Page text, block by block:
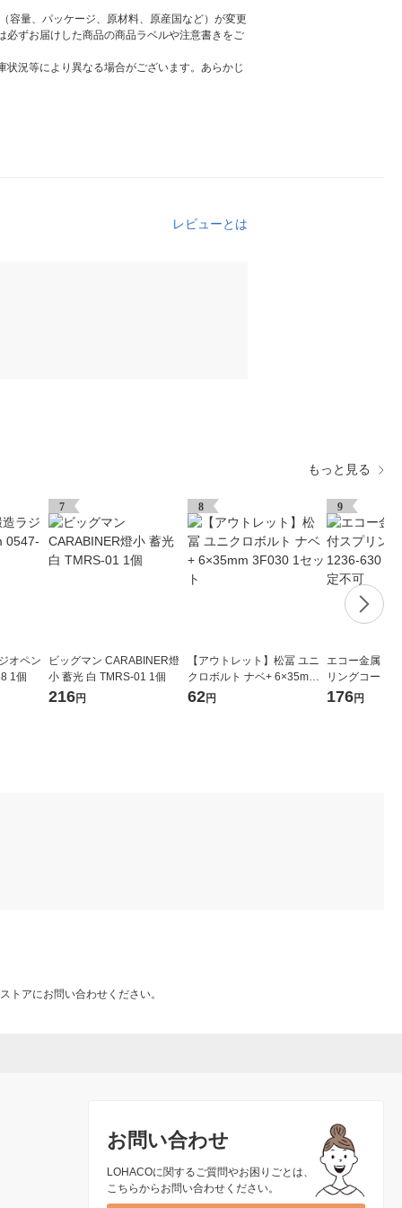
容量、パッケージ、原材料、原産国など）が変更
ずお届けした商品の商品ラベルや注意書きをご
況等により異なる場合がございます。あらかじ
レビューとは
もっと見る
オペン
1個
7
ビッグマン CARABINER燈
小 蓄光 白 TMRS-01 1個
216円
8
【アウトレット】松冨 ユニ
クロボルト ナベ+ 6×35mm 3
F030 1セット
62円
9
エコー金属 カ
リングコード
個 ※色指定
176円
トアにお問い合わせください。
お問い合わせ
LOHACOに関するご質問やお困りごとは、
こちらからお問い合わせください。